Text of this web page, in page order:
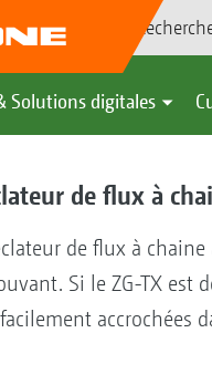
Solutions digitales
de flux à
de flux à
Si le ZG-TX est
accrochées